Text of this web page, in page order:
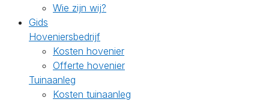
Wie zijn wij?
Gids
Hoveniersbedrijf
Kosten hovenier
Offerte hovenier
Tuinaanleg
Kosten tuinaanleg